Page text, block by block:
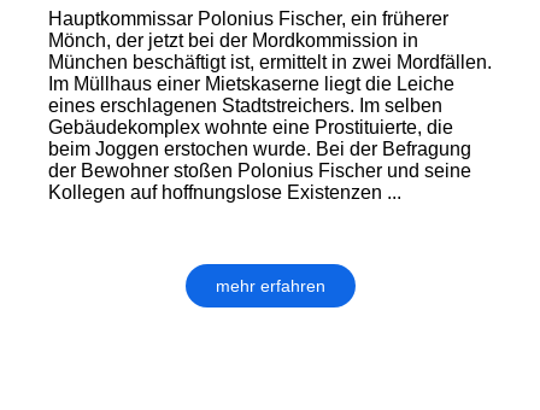
Hauptkommissar Polonius Fischer, ein früherer
Mönch, der jetzt bei der Mordkommission in
München beschäftigt ist, ermittelt in zwei Mordfällen.
Im Müllhaus einer Mietskaserne liegt die Leiche
eines erschlagenen Stadtstreichers. Im selben
Gebäudekomplex wohnte eine Prostituierte, die
beim Joggen erstochen wurde. Bei der Befragung
der Bewohner stoßen Polonius Fischer und seine
Kollegen auf hoffnungslose Existenzen ...
mehr erfahren